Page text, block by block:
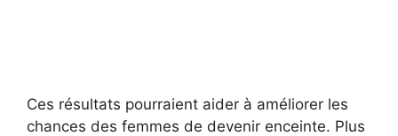
Ces résultats pourraient aider à améliorer les
chances des femmes de devenir enceinte. Plus